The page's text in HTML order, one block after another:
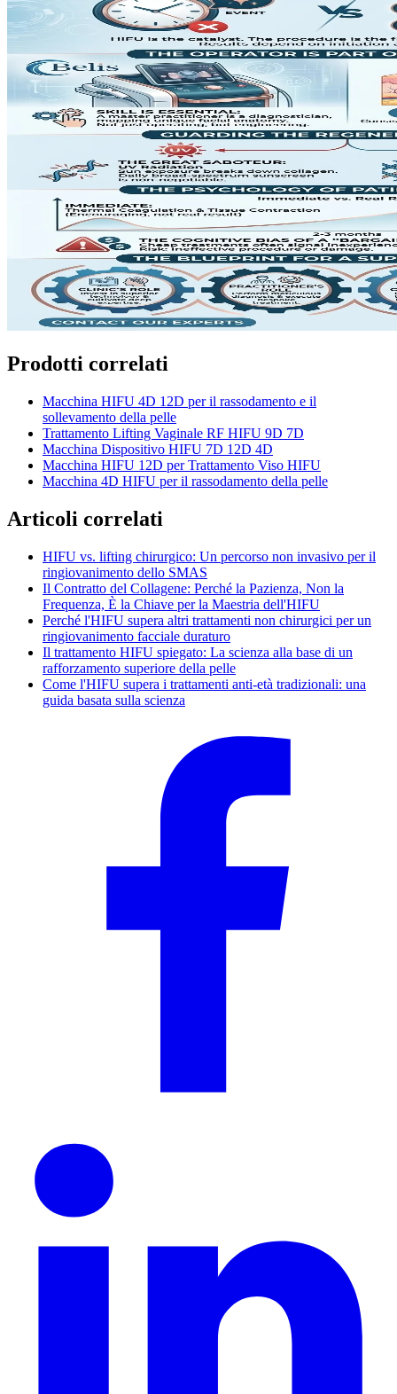
Prodotti correlati
Macchina HIFU 4D 12D per il rassodamento e il
sollevamento della pelle
Trattamento Lifting Vaginale RF HIFU 9D 7D
Macchina Dispositivo HIFU 7D 12D 4D
Macchina HIFU 12D per Trattamento Viso HIFU
Macchina 4D HIFU per il rassodamento della pelle
Articoli correlati
HIFU vs. lifting chirurgico: Un percorso non invasivo per il
ringiovanimento dello SMAS
Il Contratto del Collagene: Perché la Pazienza, Non la
Frequenza, È la Chiave per la Maestria dell'HIFU
Perché l'HIFU supera altri trattamenti non chirurgici per un
ringiovanimento facciale duraturo
Il trattamento HIFU spiegato: La scienza alla base di un
rafforzamento superiore della pelle
Come l'HIFU supera i trattamenti anti-età tradizionali: una
guida basata sulla scienza